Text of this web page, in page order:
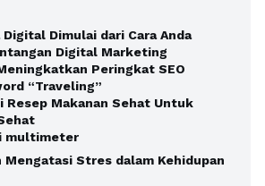
Dimulai dari Cara Anda
Digital Marketing
Peringkat SEO
“Traveling”
Resep Makanan Sehat Untuk
multimeter
Mengatasi Stres dalam Kehidupan